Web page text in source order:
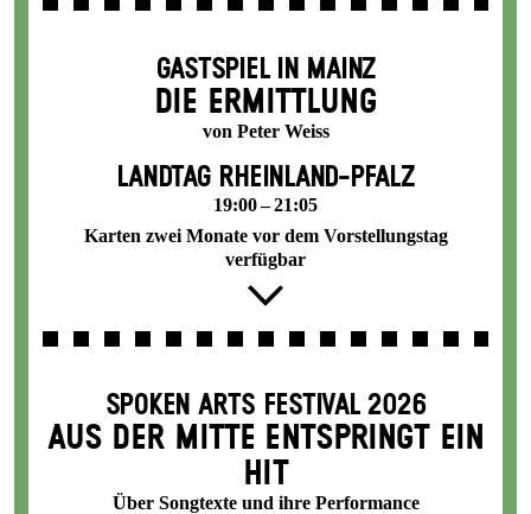
GASTSPIEL IN MAINZ
DIE ERMITTLUNG
von Peter Weiss
LANDTAG RHEINLAND-PFALZ
19:00 – 21:05
Karten zwei Monate vor dem Vorstellungstag
verfügbar
SPOKEN ARTS FESTIVAL 2026
AUS DER MITTE ENTSPRINGT EIN
HIT
Über Songtexte und ihre Performance